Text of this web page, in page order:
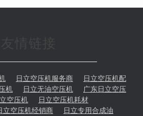
日立空压机服务商
日立空压机配
机 日立无油空压机
广东日立空压
空压机
日立空压机耗材
立空压机经销商 日立专用合成油